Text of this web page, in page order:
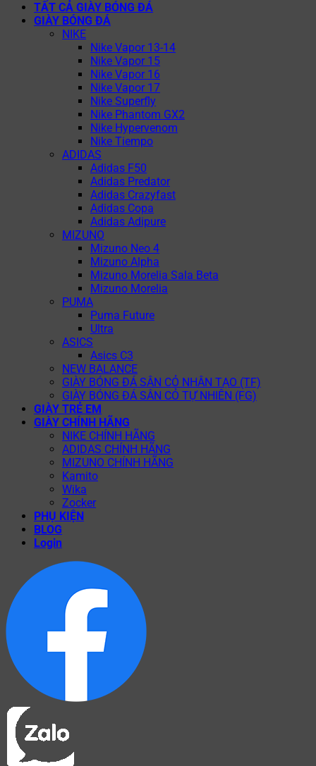
TẤT CẢ GIÀY BÓNG ĐÁ
GIÀY BÓNG ĐÁ
NIKE
Nike Vapor 13-14
Nike Vapor 15
Nike Vapor 16
Nike Vapor 17
Nike Superfly
Nike Phantom GX2
Nike Hypervenom
Nike Tiempo
ADIDAS
Adidas F50
Adidas Predator
Adidas Crazyfast
Adidas Copa
Adidas Adipure
MIZUNO
Mizuno Neo 4
Mizuno Alpha
Mizuno Morelia Sala Beta
Mizuno Morelia
PUMA
Puma Future
Ultra
ASICS
Asics C3
NEW BALANCE
GIÀY BÓNG ĐÁ SÂN CỎ NHÂN TẠO (TF)
GIÀY BÓNG ĐÁ SÂN CỎ TỰ NHIÊN (FG)
GIÀY TRẺ EM
GIÀY CHÍNH HÃNG
NIKE CHÍNH HÃNG
ADIDAS CHÍNH HÃNG
MIZUNO CHÍNH HÃNG
Kamito
Wika
Zocker
PHỤ KIỆN
BLOG
Login